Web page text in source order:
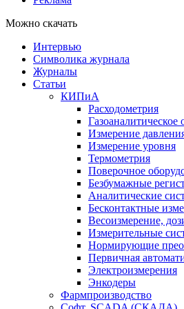
Можно скачать
Интервью
Символика журнала
Журналы
Статьи
КИПиА
Расходометрия
Газоаналитическое
Измерение
Измерение уровня
Термометрия
Поверочное
Безбумажные
Аналитические
Бесконтактные
Весоизмерение,
Измерительные
Нормирующие
Первичная
Электроизмерения
Энкодеры
Фармпроизводство